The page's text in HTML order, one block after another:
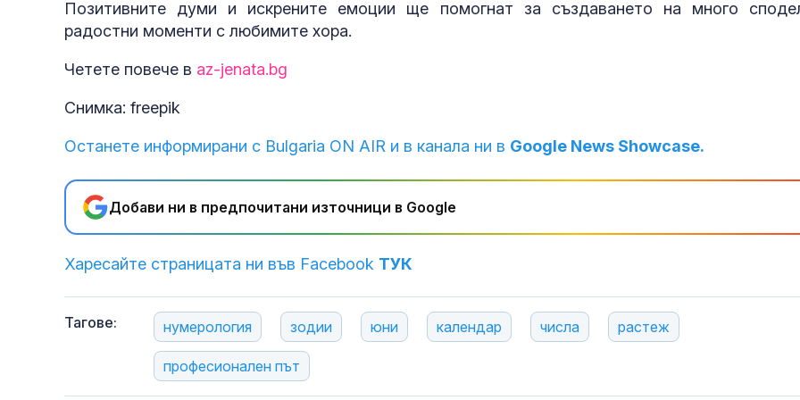
Позитивните думи и искрените емоции ще помогнат за създаването на много
радостни моменти с любимите хора.
Четете повече в az-jenata.bg
Снимка: freepik
Останете информирани с Bulgaria ON AIR и в канала ни в Google News Showcase.
Добави ни в предпочитани източници в Google
Харесайте страницата ни във Facebook ТУК
Тагове: нумерология зодии юни календар числа растеж
професионален път